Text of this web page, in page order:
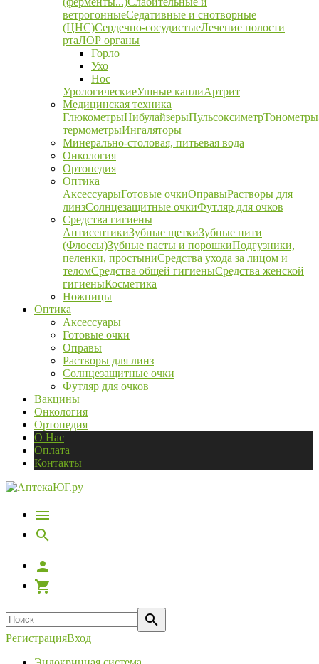
ветрогонныеСедативные и снотворные
(ЦНС)Сердечно-сосудистыеЛечение полости
ртаЛОР органы
Горло
Ухо
Нос
УрологическиеУшные каплиАртрит
Медицинская техника
ГлюкометрыНибулайзерыПульсоксиметрТонометры
термометрыИнгаляторы
Минерально-столовая, питьевая вода
Онкология
Ортопедия
Оптика
АксессуарыГотовые очкиОправыРастворы для
линзСолнцезащитные очкиФутляр для очков
Средства гигиены
АнтисептикиЗубные щеткиЗубные нити
(Флоссы)Зубные пасты и порошкиПодгузники,
пеленки, простыниСредства ухода за лицом и
теломСредства общей гигиеныСредства женской
гигиеныКосметика
Ножницы
Оптика
Аксессуары
Готовые очки
Оправы
Растворы для линз
Солнцезащитные очки
Футляр для очков
Вакцины
Онкология
Ортопедия
О Нас
Оплата
Контакты
РегистрацияВход